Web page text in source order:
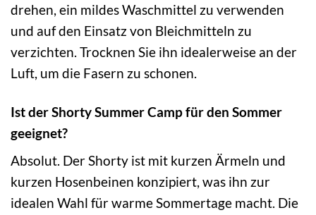
drehen, ein mildes Waschmittel zu verwenden
und auf den Einsatz von Bleichmitteln zu
verzichten. Trocknen Sie ihn idealerweise an der
Luft, um die Fasern zu schonen.
Ist der Shorty Summer Camp für den Sommer
geeignet?
Absolut. Der Shorty ist mit kurzen Ärmeln und
kurzen Hosenbeinen konzipiert, was ihn zur
idealen Wahl für warme Sommertage macht. Die